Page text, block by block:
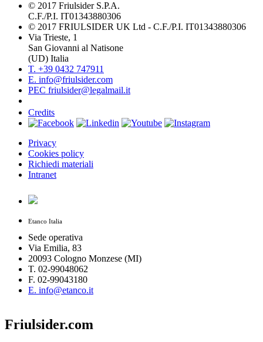
© 2017 Friulsider S.P.A.
C.F./P.I. IT01343880306
© 2017 FRIULSIDER UK Ltd - C.F./P.I. IT01343880306
Via Trieste, 1
San Giovanni al Natisone
(UD) Italia
T. +39 0432 747911
E. info@friulsider.com
PEC friulsider@legalmail.it
Credits
Privacy
Cookies policy
Richiedi materiali
Intranet
Etanco Italia
Sede operativa
Via Emilia, 83
20093 Cologno Monzese (MI)
T. 02-99048062
F. 02-99043180
E. info@etanco.it
Friulsider.com